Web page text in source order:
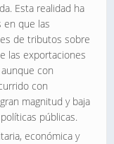
Esta realidad ha
en que las
de tributos sobre
las exportaciones
con
con
magnitud y baja
públicas.
económica y